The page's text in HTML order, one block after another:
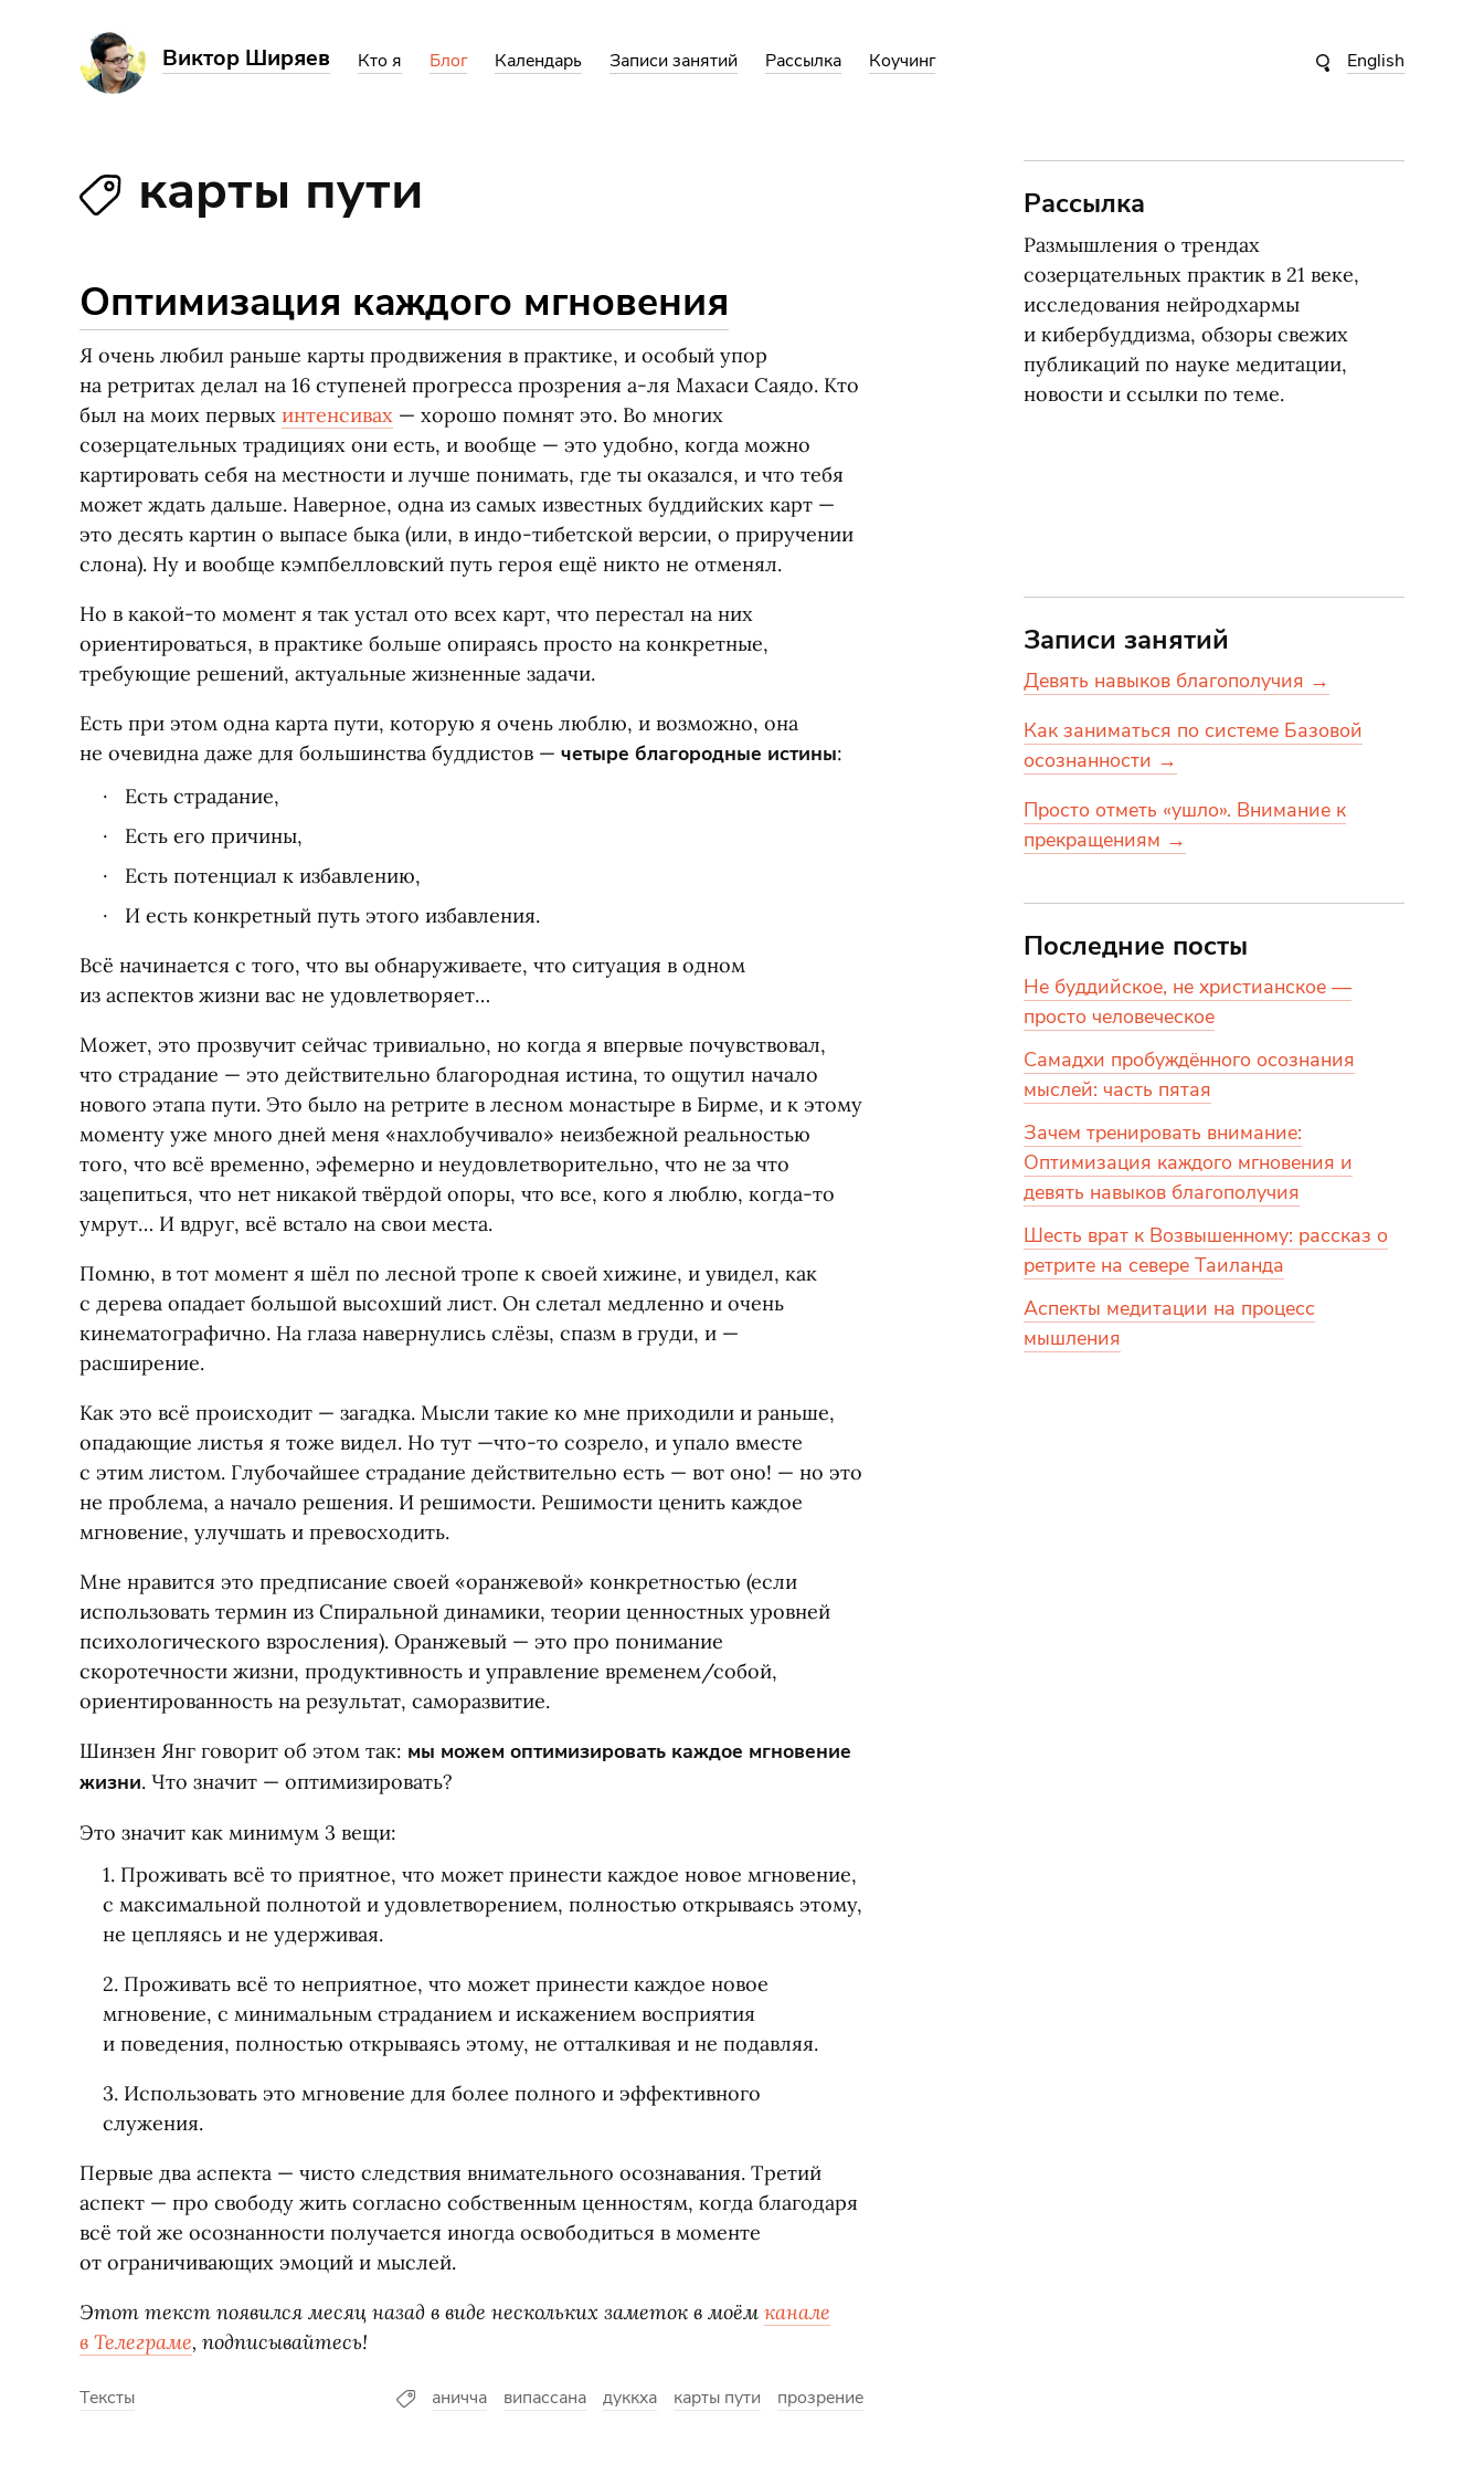
English
Виктор Ширяев Кто я Блог Календарь Записи занятий Рассылка Коучинг
карты пути
Оптимизация каждого мгновения
Я очень любил раньше карты продвижения в практике, и особый упор
на ретритах делал на 16 ступеней прогресса прозрения а-ля Махаси Саядо. Кто
был на моих первых интенсивах — хорошо помнят это. Во многих
созерцательных традициях они есть, и вообще — это удобно, когда можно
картировать себя на местности и лучше понимать, где ты оказался, и что тебя
может ждать дальше. Наверное, одна из самых известных буддийских карт —
это десять картин о выпасе быка (или, в индо-тибетской версии, о приручении
слона). Ну и вообще кэмпбелловский путь героя ещё никто не отменял.
Но в какой-то момент я так устал ото всех карт, что перестал на них
ориентироваться, в практике больше опираясь просто на конкретные,
требующие решений, актуальные жизненные задачи.
Есть при этом одна карта пути, которую я очень люблю, и возможно, она
не очевидна даже для большинства буддистов — четыре благородные истины:
Есть страдание,
Есть его причины,
Есть потенциал к избавлению,
И есть конкретный путь этого избавления.
Всё начинается с того, что вы обнаруживаете, что ситуация в одном
из аспектов жизни вас не удовлетворяет…
Может, это прозвучит сейчас тривиально, но когда я впервые почувствовал,
что страдание — это действительно благородная истина, то ощутил начало
нового этапа пути. Это было на ретрите в лесном монастыре в Бирме, и к этому
моменту уже много дней меня «нахлобучивало» неизбежной реальностью
того, что всё временно, эфемерно и неудовлетворительно, что не за что
зацепиться, что нет никакой твёрдой опоры, что все, кого я люблю, когда-то
умрут… И вдруг, всё встало на свои места.
Помню, в тот момент я шёл по лесной тропе к своей хижине, и увидел, как
с дерева опадает большой высохший лист. Он слетал медленно и очень
кинематографично. На глаза навернулись слёзы, спазм в груди, и —
расширение.
Как это всё происходит — загадка. Мысли такие ко мне приходили и раньше,
опадающие листья я тоже видел. Но тут —что-то созрело, и упало вместе
с этим листом. Глубочайшее страдание действительно есть — вот оно! — но это
не проблема, а начало решения. И решимости. Решимости ценить каждое
мгновение, улучшать и превосходить.
Мне нравится это предписание своей «оранжевой» конкретностью (если
использовать термин из Спиральной динамики, теории ценностных уровней
психологического взросления). Оранжевый — это про понимание
скоротечности жизни, продуктивность и управление временем/собой,
ориентированность на результат, саморазвитие.
Шинзен Янг говорит об этом так: мы можем оптимизировать каждое мгновение
жизни. Что значит — оптимизировать?
Это значит как минимум 3 вещи:
1. Проживать всё то приятное, что может принести каждое новое мгновение,
с максимальной полнотой и удовлетворением, полностью открываясь этому,
не цепляясь и не удерживая.
2. Проживать всё то неприятное, что может принести каждое новое
мгновение, с минимальным страданием и искажением восприятия
и поведения, полностью открываясь этому, не отталкивая и не подавляя.
3. Использовать это мгновение для более полного и эффективного
служения.
Первые два аспекта — чисто следствия внимательного осознавания. Третий
аспект — про свободу жить согласно собственным ценностям, когда благодаря
всё той же осознанности получается иногда освободиться в моменте
от ограничивающих эмоций и мыслей.
Этот текст появился месяц назад в виде нескольких заметок в моём канале
в Телеграме, подписывайтесь!
Тексты аничча випассана дуккха карты пути прозрение
Рассылка
Размышления о трендах
созерцательных практик в 21 веке,
исследования нейродхармы
и кибербуддизма, обзоры свежих
публикаций по науке медитации,
новости и ссылки по теме.
Записи занятий
Девять навыков благополучия →
Как заниматься по системе Базовой
осознанности →
Просто отметь «ушло». Внимание к
прекращениям →
Последние посты
Не буддийское, не христианское —
просто человеческое
Самадхи пробуждённого осознания
мыслей: часть пятая
Зачем тренировать внимание:
Оптимизация каждого мгновения и
девять навыков благополучия
Шесть врат к Возвышенному: рассказ о
ретрите на севере Таиланда
Аспекты медитации на процесс
мышления